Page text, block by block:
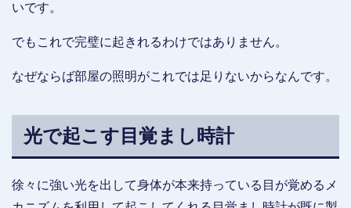
いです。
でもこれで完璧に起きれるわけではありません。
なぜならば部屋の照明がこれでは足りないからなんです。
光で起こす目覚まし時計
徐々に強い光を出して身体が本来持っている目が覚めるメ